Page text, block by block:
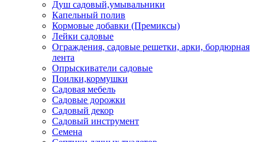
Душ садовый,умывальники
Капельный полив
Кормовые добавки (Премиксы)
Лейки садовые
Ограждения, садовые решетки, арки, бордюрная
лента
Опрыскиватели садовые
Поилки,кормушки
Садовая мебель
Садовые дорожки
Садовый декор
Садовый инструмент
Семена